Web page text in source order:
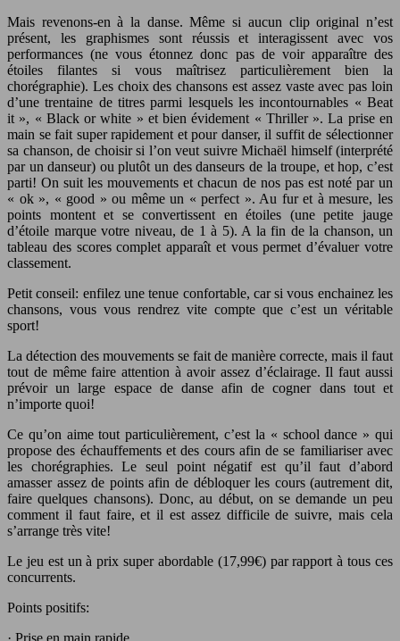
Mais revenons-en à la danse. Même si aucun clip original n’est
présent, les graphismes sont réussis et interagissent avec vos
performances (ne vous étonnez donc pas de voir apparaître des
étoiles filantes si vous maîtrisez particulièrement bien la
chorégraphie). Les choix des chansons est assez vaste avec pas loin
d’une trentaine de titres parmi lesquels les incontournables « Beat
it », « Black or white » et bien évidement « Thriller ». La prise en
main se fait super rapidement et pour danser, il suffit de sélectionner
sa chanson, de choisir si l’on veut suivre Michaël himself (interprété
par un danseur) ou plutôt un des danseurs de la troupe, et hop, c’est
parti! On suit les mouvements et chacun de nos pas est noté par un
« ok », « good » ou même un « perfect ». Au fur et à mesure, les
points montent et se convertissent en étoiles (une petite jauge
d’étoile marque votre niveau, de 1 à 5). A la fin de la chanson, un
tableau des scores complet apparaît et vous permet d’évaluer votre
classement.
Petit conseil: enfilez une tenue confortable, car si vous enchainez les
chansons, vous vous rendrez vite compte que c’est un véritable
sport!
La détection des mouvements se fait de manière correcte, mais il faut
tout de même faire attention à avoir assez d’éclairage. Il faut aussi
prévoir un large espace de danse afin de cogner dans tout et
n’importe quoi!
Ce qu’on aime tout particulièrement, c’est la « school dance » qui
propose des échauffements et des cours afin de se familiariser avec
les chorégraphies. Le seul point négatif est qu’il faut d’abord
amasser assez de points afin de débloquer les cours (autrement dit,
faire quelques chansons). Donc, au début, on se demande un peu
comment il faut faire, et il est assez difficile de suivre, mais cela
s’arrange très vite!
Le jeu est un à prix super abordable (17,99€) par rapport à tous ces
concurrents.
Points positifs:
· Prise en main rapide